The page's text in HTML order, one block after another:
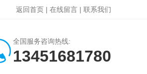
返回首页 | 在线留言 | 联系我们
全国服务咨询热线:
13451681780